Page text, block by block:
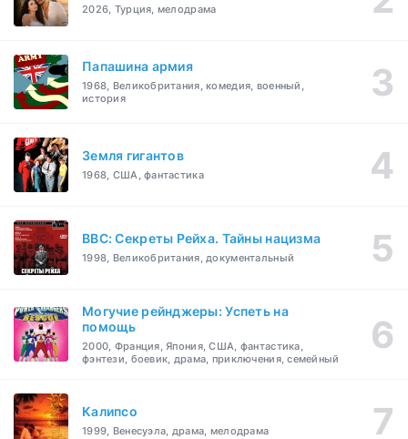
2026, Турция, мелодрама
Папашина армия
1968, Великобритания, комедия, военный,
история
Земля гигантов
1968, США, фантастика
BBC: Секреты Рейха. Тайны нацизма
1998, Великобритания, документальный
Могучие рейнджеры: Успеть на
помощь
2000, Франция, Япония, США, фантастика,
фэнтези, боевик, драма, приключения, семейный
Калипсо
1999, Венесуэла, драма, мелодрама